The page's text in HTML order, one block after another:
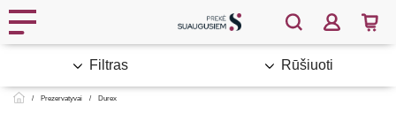
Prezervatyvai Durex
Filtras Rūšiuoti